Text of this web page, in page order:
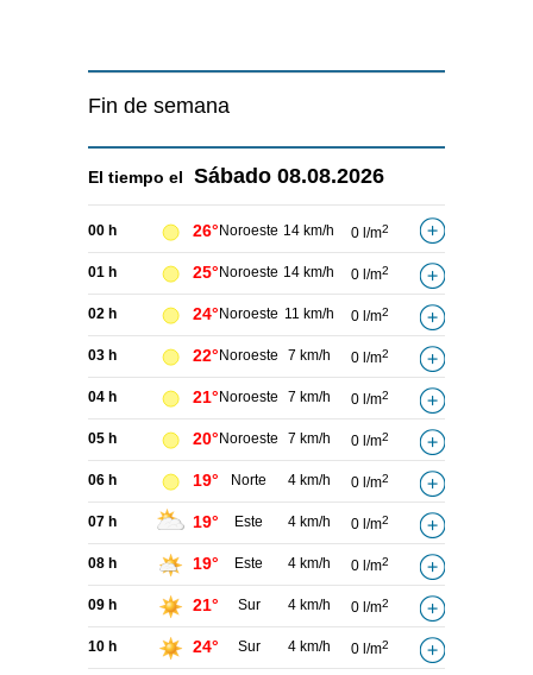
Fin de semana
El tiempo el Sábado 08.08.2026
00 h 26° Noroeste 14 km/h 0 l/m2
01 h 25° Noroeste 14 km/h 0 l/m2
02 h 24° Noroeste 11 km/h 0 l/m2
03 h 22° Noroeste 7 km/h 0 l/m2
04 h 21° Noroeste 7 km/h 0 l/m2
05 h 20° Noroeste 7 km/h 0 l/m2
06 h 19° Norte 4 km/h 0 l/m2
07 h 19° Este 4 km/h 0 l/m2
08 h 19° Este 4 km/h 0 l/m2
09 h 21° Sur 4 km/h 0 l/m2
10 h 24° Sur 4 km/h 0 l/m2